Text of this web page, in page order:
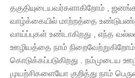
தகுதியுடையவர்களாகிறோம் ,
வாழ்க்கையில் மாற்றத்தை
வாய்ப்புகள் உண்டாகிறது , எந்த
ஊழியத்தை நாம்
கொடுக்கப்படுகிறது .
முயற்சிகளையோ குறித்து நாம்